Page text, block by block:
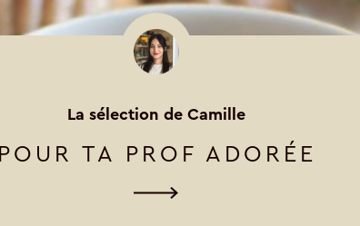
La sélection de Camille
POUR TA PROF ADORÉE